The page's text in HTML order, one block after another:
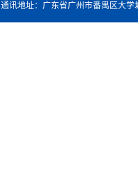
通讯地址：广东省广州市番禺区大